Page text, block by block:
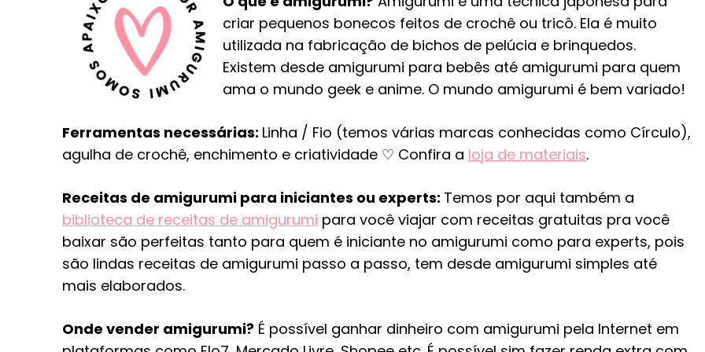
criar pequenos bonecos feitos de crochê ou tricô. Ela é muito
utilizada na fabricação de bichos de pelúcia e brinquedos.
Existem desde amigurumi para bebês até amigurumi para quem
ama o mundo geek e anime. O mundo amigurumi é bem variado!
Ferramentas necessárias: Linha / Fio (temos várias marcas conhecidas como Círculo),
agulha de crochê, enchimento e criatividade ♡ Confira a loja de materiais.
Receitas de amigurumi para iniciantes ou experts: Temos por aqui também a
biblioteca de receitas de amigurumi para você viajar com receitas gratuitas pra você
baixar são perfeitas tanto para quem é iniciante no amigurumi como para experts, pois
são lindas receitas de amigurumi passo a passo, tem desde amigurumi simples até
mais elaborados.
Onde vender amigurumi? É possível ganhar dinheiro com amigurumi pela Internet em